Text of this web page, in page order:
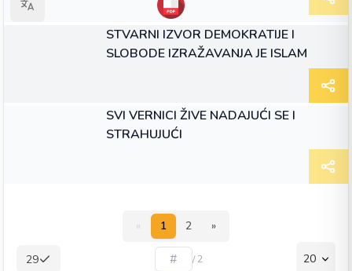
STVARNI IZVOR DEMOKRATIJE I
SLOBODE IZRAŽAVANJA JE ISLAM
SVI VERNICI ŽIVE NADAJUĆI SE I
STRAHUJUĆI
« 1 2 »
29 / 2 20